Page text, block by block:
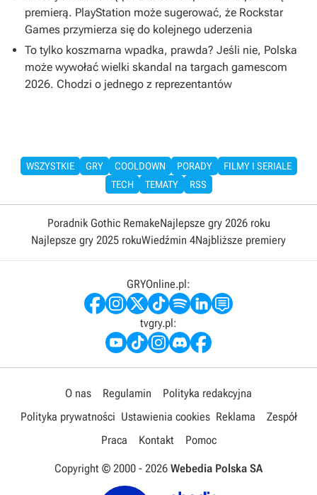
premierą. PlayStation może sugerować, że Rockstar
Games przymierza się do kolejnego uderzenia
To tylko koszmarna wpadka, prawda? Jeśli nie, Polska
może wywołać wielki skandal na targach gamescom
2026. Chodzi o jednego z reprezentantów
WSZYSTKIE GRY COOLDOWN PORADY
FILMY I SERIALE
TECH
TEMATY RSS
Poradnik Gothic RemakeNajlepsze gry 2026 roku
Najlepsze gry 2025 rokuWiedźmin 4Najbliższe premiery
GRYOnline.pl:
tvgry.pl:
O nas Regulamin
Polityka redakcyjna
Polityka prywatności Ustawienia cookies Reklama
Zespół
Praca
Kontakt Pomoc
Copyright © 2000 - 2026 Webedia Polska SA